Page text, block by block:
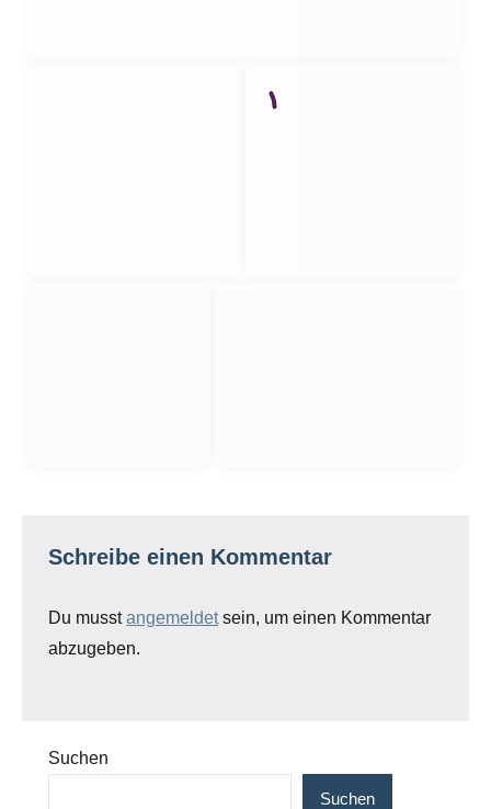
Schreibe einen Kommentar
Du musstangemeldetsein, um einen Kommentar
abzugeben.
Suchen
Suchen